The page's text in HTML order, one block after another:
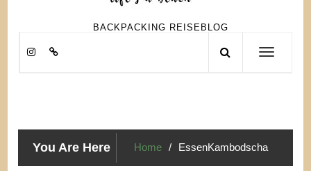
BACKPACKING REISEBLOG
Toggle
navigation
You Are Here Home EssenKambodscha